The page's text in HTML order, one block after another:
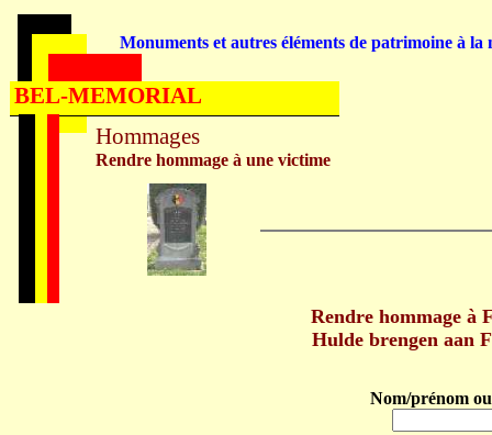
Rendre hommage à
Hulde brengen aan
Nom/prénom
Hommages
Rendre hommage à une victime
Monuments et autres éléments de patrimoine à la
BEL-MEMORIAL